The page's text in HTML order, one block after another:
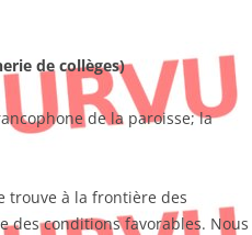
de collèges)
de la paroisse; la
trouve à la frontière des
des conditions favorables. Nous